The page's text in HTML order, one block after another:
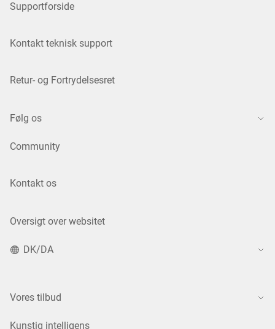
Supportforside
Kontakt teknisk support
Retur- og Fortrydelsesret
Følg os
Community
Kontakt os
Oversigt over websitet
DK/DA
Vores tilbud
Kunstig intelligens